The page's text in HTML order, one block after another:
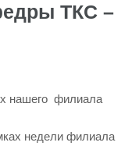
ТКС –
нашего филиала
недели филиала